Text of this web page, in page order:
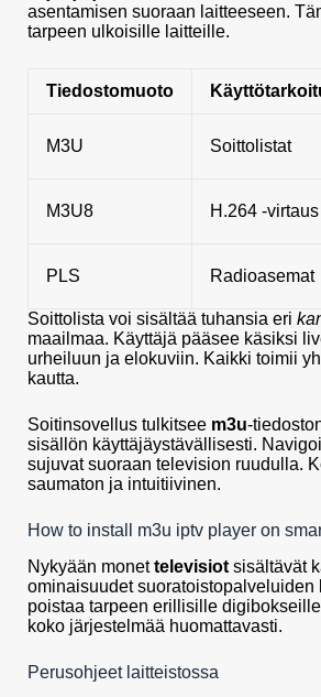
asentamisen suoraan laitteeseen.
tarpeen ulkoisille laitteille.
Tiedostomuoto
M3U Soittolistat
M3U8 H.264 -virtaus
PLS Radioasemat
Soittolista voi sisältää tuhansia eri
maailmaa. Käyttäjä pääsee käsiksi
urheiluun ja elokuviin. Kaikki toimii
kautta.
Soitinsovellus tulkitsee m3u-
sisällön käyttäjäystävällisesti.
sujuvat suoraan television ruudulla.
saumaton ja intuitiivinen.
How to install m3u iptv player on
Nykyään monettelevisiot sisältävät
ominaisuudet suoratoistopalveluiden
poistaa tarpeen erillisille
koko järjestelmää huomattavasti.
Perusohjeet laitteistossa